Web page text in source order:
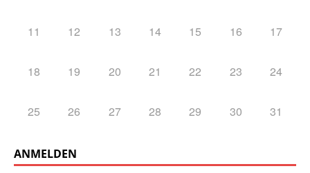
11 12 13 14 15 16 17
18 19 20 21 22 23 24
25 26 27 28 29 30 31
ANMELDEN